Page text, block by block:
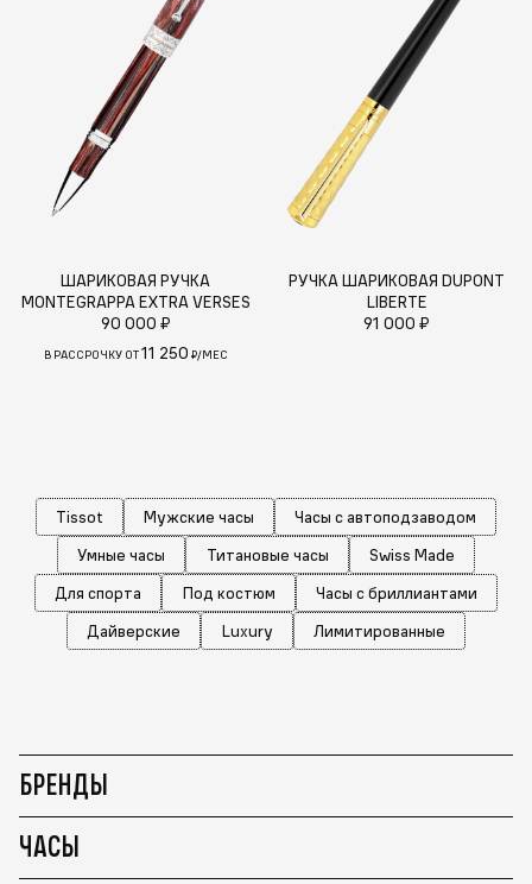
ШАРИКОВАЯ РУЧКА
MONTEGRAPPA EXTRA VERSES
90 000 ₽
В РАССРОЧКУ ОТ11 250 ₽/МЕС
РУЧКА ШАРИКОВАЯ DUPONT
LIBERTE
91 000 ₽
Tissot Мужские часы
Часы с автоподзаводом
Умные часы
Титановые часы
Swiss Made
Для спорта
Под костюм
Часы с бриллиантами
Дайверские
Luxury Лимитированные
БРЕНДЫ
ЧАСЫ